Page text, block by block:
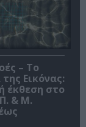
– Το
της Εικόνας:
έκθεση στο
& Μ.